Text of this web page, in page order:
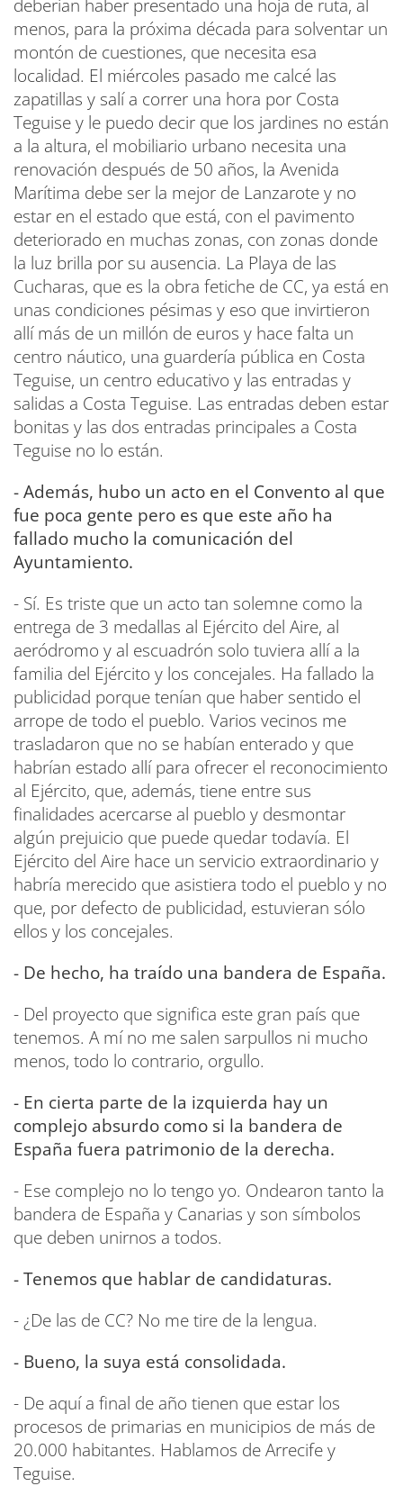
deberían haber presentado una hoja de ruta, al
menos, para la próxima década para solventar un
montón de cuestiones, que necesita esa
localidad. El miércoles pasado me calcé las
zapatillas y salí a correr una hora por Costa
Teguise y le puedo decir que los jardines no están
a la altura, el mobiliario urbano necesita una
renovación después de 50 años, la Avenida
Marítima debe ser la mejor de Lanzarote y no
estar en el estado que está, con el pavimento
deteriorado en muchas zonas, con zonas donde
la luz brilla por su ausencia. La Playa de las
Cucharas, que es la obra fetiche de CC, ya está en
unas condiciones pésimas y eso que invirtieron
allí más de un millón de euros y hace falta un
centro náutico, una guardería pública en Costa
Teguise, un centro educativo y las entradas y
salidas a Costa Teguise. Las entradas deben estar
bonitas y las dos entradas principales a Costa
Teguise no lo están.
- Además, hubo un acto en el Convento al que
fue poca gente pero es que este año ha
fallado mucho la comunicación del
Ayuntamiento.
- Sí. Es triste que un acto tan solemne como la
entrega de 3 medallas al Ejército del Aire, al
aeródromo y al escuadrón solo tuviera allí a la
familia del Ejército y los concejales. Ha fallado la
publicidad porque tenían que haber sentido el
arrope de todo el pueblo. Varios vecinos me
trasladaron que no se habían enterado y que
habrían estado allí para ofrecer el reconocimiento
al Ejército, que, además, tiene entre sus
finalidades acercarse al pueblo y desmontar
algún prejuicio que puede quedar todavía. El
Ejército del Aire hace un servicio extraordinario y
habría merecido que asistiera todo el pueblo y no
que, por defecto de publicidad, estuvieran sólo
ellos y los concejales.
- De hecho, ha traído una bandera de España.
- Del proyecto que significa este gran país que
tenemos. A mí no me salen sarpullos ni mucho
menos, todo lo contrario, orgullo.
- En cierta parte de la izquierda hay un
complejo absurdo como si la bandera de
España fuera patrimonio de la derecha.
- Ese complejo no lo tengo yo. Ondearon tanto la
bandera de España y Canarias y son símbolos
que deben unirnos a todos.
- Tenemos que hablar de candidaturas.
- ¿De las de CC? No me tire de la lengua.
- Bueno, la suya está consolidada.
- De aquí a final de año tienen que estar los
procesos de primarias en municipios de más de
20.000 habitantes. Hablamos de Arrecife y
Teguise.